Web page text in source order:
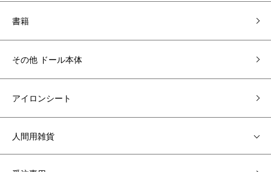
書籍
その他 ドール本体
アイロンシート
人間用雑貨